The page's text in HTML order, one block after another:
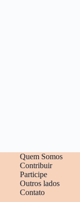
Quem Somos
Contribuir
Participe
Outros lados
Contato